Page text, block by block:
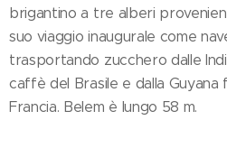
brigantino a tre alberi
suo viaggio inaugurale come
trasportando zucchero dalle
caffè del Brasile e dalla Guyana
Francia. Belem è lungo 58 m.